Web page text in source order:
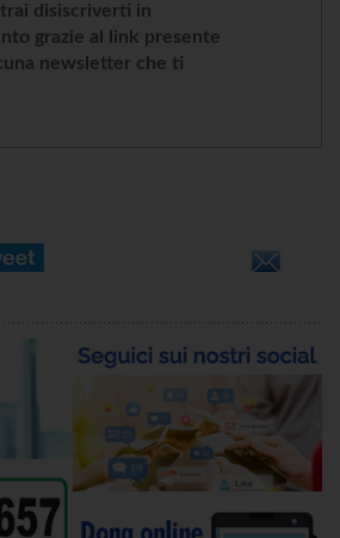
disiscriverti in
grazie al link presente
newsletter che ti